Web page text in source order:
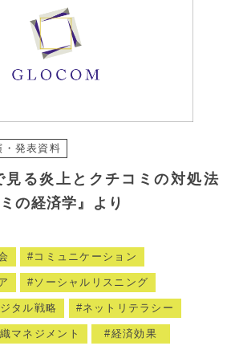
・発表資料
見る炎上とクチコミの対処法
の経済学』より
コミュニケーション
ソーシャルリスニング
タル戦略 ネットリテラシー
マネジメント 経済効果